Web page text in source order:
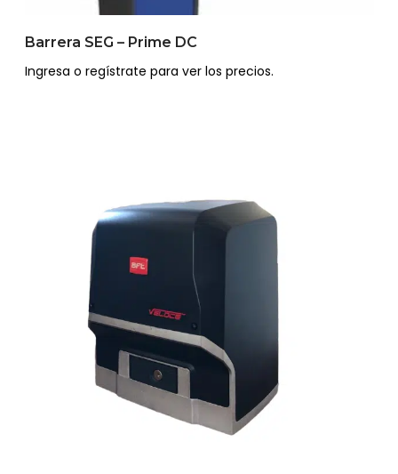
Barrera SEG – Prime DC
Ingresa o regístrate para ver los precios.